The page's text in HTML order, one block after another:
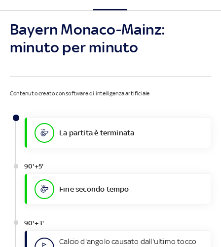
Bayern Monaco-Mainz:
minuto per minuto
Contenuto creato con software di intelligenza artificiale
La partita è terminata
90'+5'
Fine secondo tempo
90'+3'
Calcio d'angolo causato dall'ultimo tocco